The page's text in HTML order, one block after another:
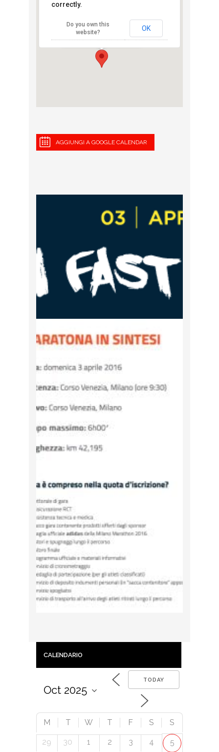
Adidas Runbase
Corso Sempione 10 - Milano
View Eventi
correctly.
Do you own this
website?
OK
AGGIUNGI A GOOGLE CALENDAR
CALENDARIO
TODAY
M T W T F S S
29 30 1 2 3 4 5